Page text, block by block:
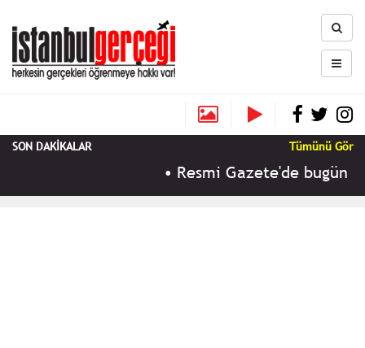
SON DAKİKALAR Tümünü Gör
Resmi Gazete'de bugün (9